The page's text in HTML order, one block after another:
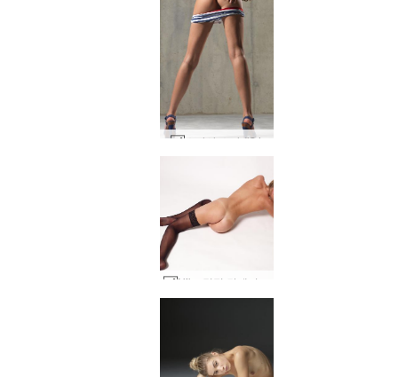
스타샤 스타 #24